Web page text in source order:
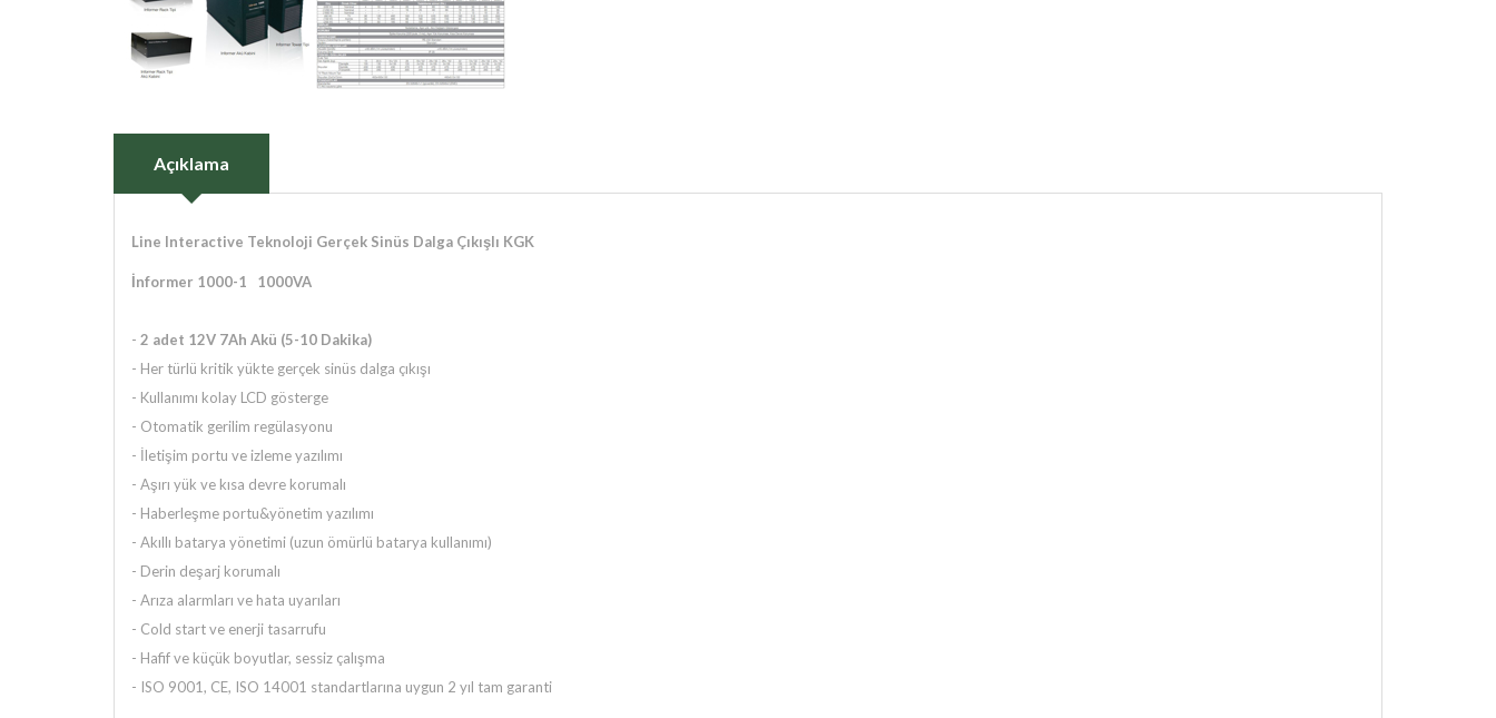
Açıklama
Line Interactive Teknoloji Gerçek Sinüs Dalga Çıkışlı KGK
İnformer 1000-1 1000VA
- 2 adet 12V 7Ah Akü (5-10 Dakika)
- Her türlü kritik yükte gerçek sinüs dalga çıkışı
- Kullanımı kolay LCD gösterge
- Otomatik gerilim regülasyonu
- İletişim portu ve izleme yazılımı
- Aşırı yük ve kısa devre korumalı
- Haberleşme portu&yönetim yazılımı
- Akıllı batarya yönetimi (uzun ömürlü batarya kullanımı)
- Derin deşarj korumalı
- Arıza alarmları ve hata uyarıları
- Cold start ve enerji tasarrufu
- Hafif ve küçük boyutlar, sessiz çalışma
- ISO 9001, CE, ISO 14001 standartlarına uygun 2 yıl tam garanti